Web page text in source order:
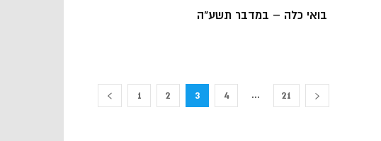
בואי כלה – במדבר תשע"ה
1 2 3 4 ... 21